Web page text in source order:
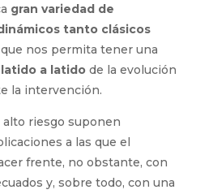
gran variedad de
tanto clásicos
que nos permita tener una
a latidode la evolución
la intervención.
alto riesgo suponen
a las que el
frente, no obstante, con
y, sobre todo, con una